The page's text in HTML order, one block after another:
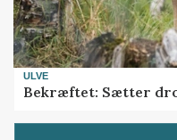
ULVE
Bekræftet: Sætter